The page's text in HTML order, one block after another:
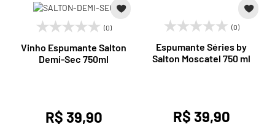
(0)
Vinho Espumante Salton
Demi-Sec 750ml
R$ 39,90
(0)
Espumante Séries by
Salton Moscatel 750 ml
R$ 39,90